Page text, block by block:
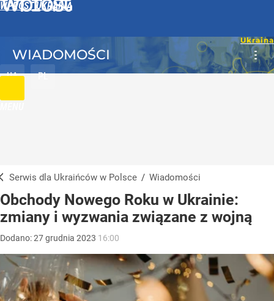
WPROST UKRAINA
UA PL
WIADOMOŚCI
Serwis dla Ukraińców w Polsce / Wiadomości
Obchody Nowego Roku w Ukrainie:
zmiany i wyzwania związane z wojną
Dodano:27grudnia 2023 16:00